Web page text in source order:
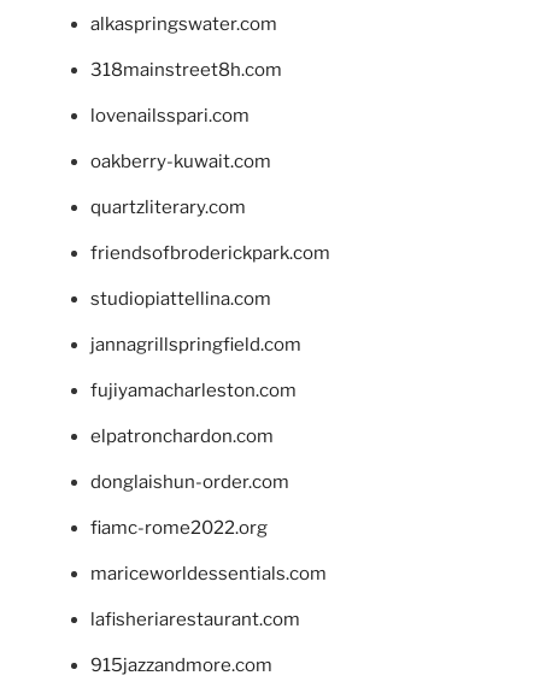
alkaspringswater.com
318mainstreet8h.com
lovenailsspari.com
oakberry-kuwait.com
quartzliterary.com
friendsofbroderickpark.com
studiopiattellina.com
jannagrillspringfield.com
fujiyamacharleston.com
elpatronchardon.com
donglaishun-order.com
fiamc-rome2022.org
mariceworldessentials.com
lafisheriarestaurant.com
915jazzandmore.com